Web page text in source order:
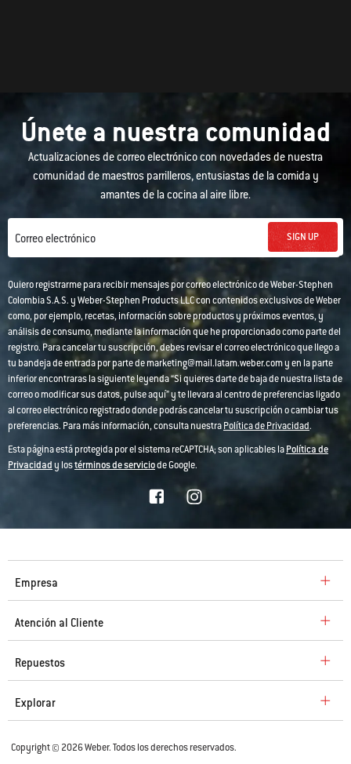
Únete a nuestra comunidad
Actualizaciones de correo electrónico con novedades de nuestra
comunidad de maestros parrilleros, entusiastas de la comida y
amantes de la cocina al aire libre.
Correo electrónico SIGN UP
Quiero registrarme para recibir mensajes por correo electrónico de Weber-Stephen
Colombia S.A.S. y Weber-Stephen Products LLC con contenidos exclusivos de Weber
como, por ejemplo, recetas, información sobre productos y próximos eventos, y
análisis de consumo, mediante la información que he proporcionado como parte del
registro. Para cancelar tu suscripción, debes revisar el correo electrónico que llego a
tu bandeja de entrada por parte de marketing@mail.latam.weber.com y en la parte
inferior encontraras la siguiente leyenda “Si quieres darte de baja de nuestra lista de
correo o modificar sus datos, pulse aquí” y te llevara al centro de preferencias ligado
al correo electrónico registrado donde podrás cancelar tu suscripción o cambiar tus
preferencias. Para más información, consulta nuestraPolítica de Privacidad.
Esta página está protegida por el sistema reCAPTCHA; son aplicables laPolítica de
Privacidady lostérminos de serviciode Google.
Empresa
Atención al Cliente
Repuestos
Explorar
Copyright © 2026 Weber. Todos los derechos reservados.